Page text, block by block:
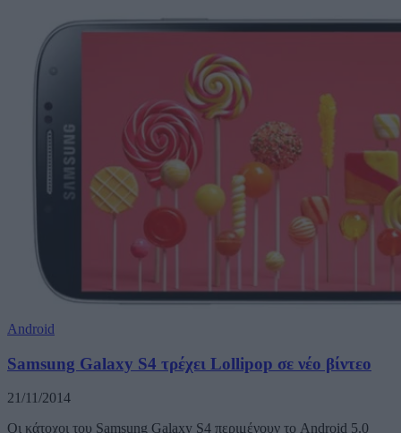
Android
Samsung Galaxy S4 τρέχει Lollipop σε νέο βίντεο
21/11/2014
Οι κάτοχοι του Samsung Galaxy S4 περιμένουν το Android 5.0